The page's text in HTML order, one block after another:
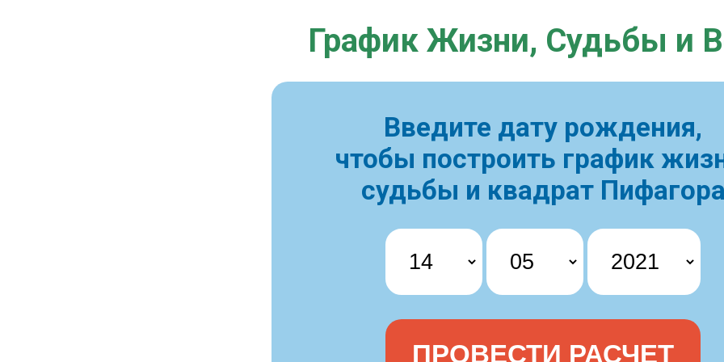
График Жизни, Судьбы и
Введите дату рождения,
чтобы построить график
судьбы и квадрат Пифагора
ПРОВЕСТИ РАСЧЕТ